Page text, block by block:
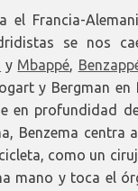
el Francia-
se nos
y Mbappé,
y Bergman
en profundidad
Benzema centra
como un
mano y toca el